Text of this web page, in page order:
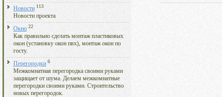
Новости 113
Новости проекта
Окно 22
Как правильно сделать монтаж пластиковых
окон (установку окон пвх), монтаж окон по
госту.
Перегородки 6
Межкомнатная перегородка своими руками
защищает от шума. Делаем межкомнатные
перегородки своими руками. Строительство
новых перегородок.